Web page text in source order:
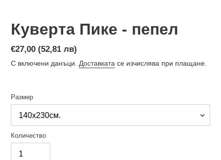
Куверта Пике - пепел
Обичайна
цена
€27,00 (52,81 лв)
С включени данъци. Доставката се изчислява при плащане.
Размер
Количество